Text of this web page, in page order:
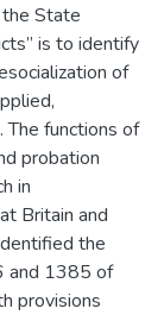
State
is to identify
of
The functions of
probation
in
Britain and
the
and 1385 of
provisions